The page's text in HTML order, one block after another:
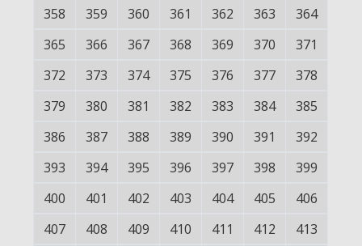
358
359 360 361 362 363
364
365
366 367 368 369 370
371
372
373 374 375 376 377
378
379
380 381 382 383 384
385
386
387 388 389 390 391
392
393
394 395 396 397 398
399
400
401 402 403 404 405
406
407
408 409 410 411 412 413